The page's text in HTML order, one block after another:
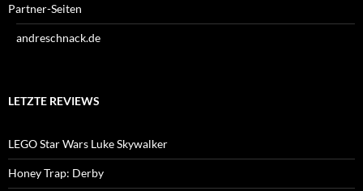
Partner-Seiten
andreschnack.de
LETZTE REVIEWS
LEGO Star Wars Luke Skywalker
Honey Trap: Derby